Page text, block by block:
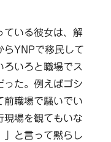
ている彼女は、解
らYNPで移民して
ろいろと職場でス
った。例えばゴシ
前職場で騒いでい
現場を観てもいな
」と言って黙らし